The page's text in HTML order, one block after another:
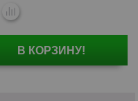
В КОРЗИНУ!